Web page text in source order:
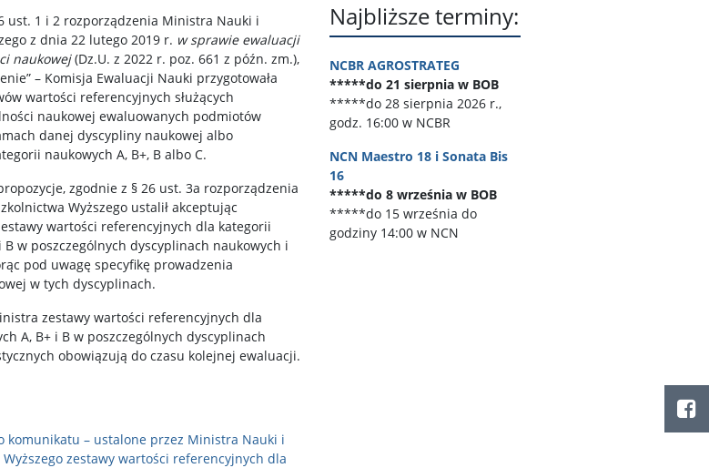
ust. 1 i 2 rozporządzenia Ministra Nauki i
z dnia 22 lutego 2019 r. w sprawie ewaluacji
naukowej(Dz.U. z 2022 r. poz. 661 z późn. zm.),
– Komisja Ewaluacji Nauki przygotowała
wartości referencyjnych służących
naukowej ewaluowanych podmiotów
danej dyscypliny naukowej albo
naukowych A, B+, B albo C.
zgodnie z § 26 ust. 3a rozporządzenia
Wyższego ustalił akceptując
wartości referencyjnych dla kategorii
B w poszczególnych dyscyplinach naukowych i
pod uwagę specyfikę prowadzenia
w tych dyscyplinach.
zestawy wartości referencyjnych dla
A, B+ i B w poszczególnych dyscyplinach
obowiązują do czasu kolejnej ewaluacji.
komunikatu – ustalone przez Ministra Nauki i
zestawy wartości referencyjnych dla
Najbliższe terminy:
NCBR AGROSTRATEG
*****do 21 sierpnia w BOB
*****do 28 sierpnia 2026 r.,
godz. 16:00 w NCBR
NCN Maestro 18 i Sonata Bis
16
*****do 8 września w BOB
*****do 15 września do
godziny 14:00 w NCN